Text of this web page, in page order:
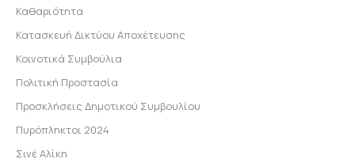
Καθαριότητα
Κατασκευή Δικτύου Αποχέτευσης
Κοινοτικά Συμβούλια
Πολιτική Προστασία
Προσκλήσεις Δημοτικού Συμβουλίου
Πυρόπληκτοι 2024
Σινέ Αλίκη